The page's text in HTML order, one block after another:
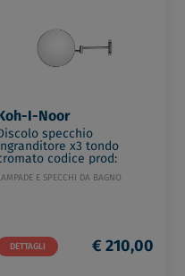
I-Noor
specchio
x3 tondo
codice prod:
2KK3E SPECCHI DA BAGNO
DETTAGLI € 210,00